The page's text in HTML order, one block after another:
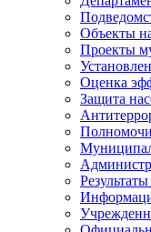
Объекты
Проекты
Оценка
Защита